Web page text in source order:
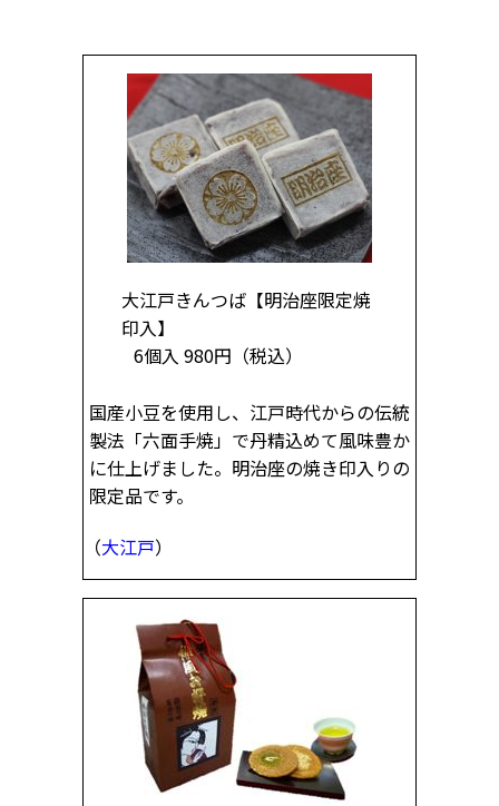
大江戸きんつば【明治座限定焼
印入】
6個入 980円 （税込）
国産小豆を使用し、江戸時代からの伝統
製法「六面手焼」で丹精込めて風味豊か
に仕上げました。明治座の焼き印入りの
限定品です。
（大江戸）